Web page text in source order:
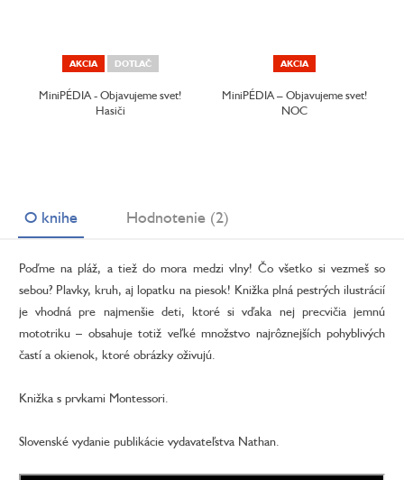
AKCIA DOTLAČ
MiniPÉDIA - Objavujeme svet!
Hasiči
AKCIA
MiniPÉDIA – Objavujeme svet!
NOC
O knihe Hodnotenie (2)
Poďme na pláž, a tiež do mora medzi vlny! Čo všetko si vezmeš so
sebou? Plavky, kruh, aj lopatku na piesok! Knižka plná pestrých ilustrácií
je vhodná pre najmenšie deti, ktoré si vďaka nej precvičia jemnú
mototriku – obsahuje totiž veľké množstvo najrôznejších pohyblivých
častí a okienok, ktoré obrázky oživujú.
Knižka s prvkami Montessori.
Slovenské vydanie publikácie vydavateľstva Nathan.